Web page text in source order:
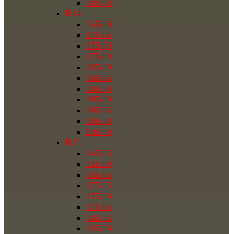
185/70
R14
165/60
175/65
175/70
175/80
185/60
185/65
185/70
195/60
195/65
195/70
205/70
R15
145/65
155/60
165/65
175/55
175/60
175/65
185/55
185/60